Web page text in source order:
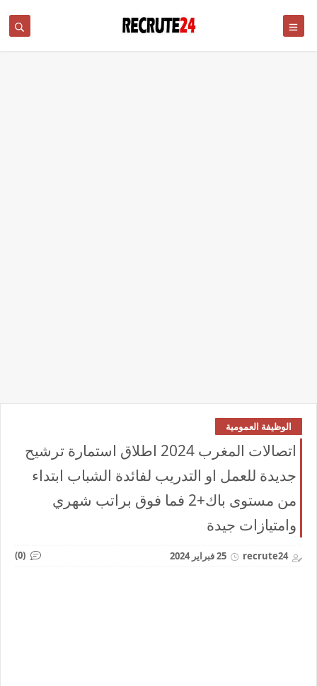
الوظيفة العمومية
اتصالات المغرب 2024 اطلاق استمارة ترشيح
جديدة للعمل او التدريب لفائدة الشباب ابتداء
من مستوى باك+2 فما فوق براتب شهري
وامتيازات جيدة
recrute24 25 فبراير 2024 (0)